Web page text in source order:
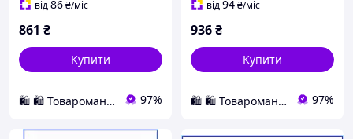
тюнер Vesa 200х200
від86₴/міс
861 ₴
Купити
🛍️ 🛍️ Товароманія 🛍️ 🛍️ 97%
посилений комплект
від94₴/міс
936₴
Купити
🛍️ 🛍️ Товароманія 🛍️ 🛍️ 97%